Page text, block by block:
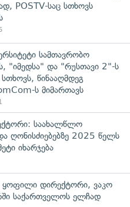
POSTV-საც სთხოვს
სამთავრობო
"იმედსა" და "რუსთავი 2"-ს
წინააღმდეგ
ს მიმართავს
საახალწლო
ღონისძიებებზე 2025 წელს
იხარჯება
ყოფილი დირექტორი, ვაკო
საქართველოს ელჩად